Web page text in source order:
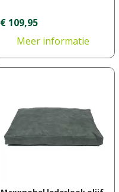
€ 109,95
Meer informatie